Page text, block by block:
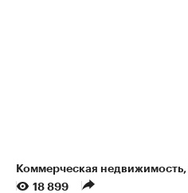
Коммерческая недвижимость
18 899